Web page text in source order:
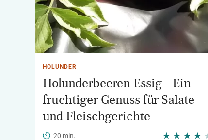
HOLUNDER
Holunderbeeren Essig - Ein
fruchtiger Genuss für Salate
und Fleischgerichte
20 min.